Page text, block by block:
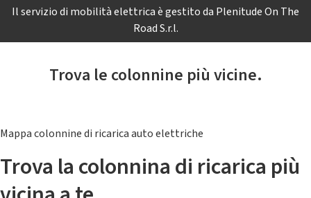
Il servizio di mobilità elettrica è gestito da Plenitude On The
Road S.r.l.
Trova le colonnine più vicine.
Mappa colonnine di ricarica auto elettriche
Trova la colonnina di ricarica più